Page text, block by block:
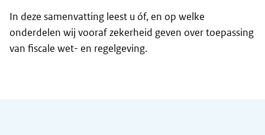
In deze samenvatting leest u óf, en op welke
onderdelen wij vooraf zekerheid geven over toepassing
van fiscale wet- en regelgeving.